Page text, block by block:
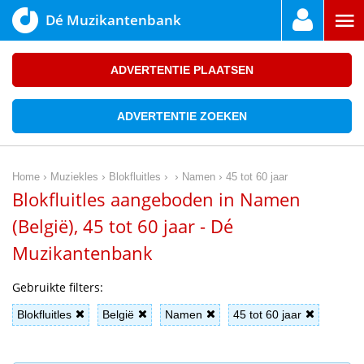
Dé Muzikantenbank
ADVERTENTIE PLAATSEN
ADVERTENTIE ZOEKEN
Home › Muziekles › Blokfluitles › › Namen › 45 tot 60 jaar
Blokfluitles aangeboden in Namen
(België), 45 tot 60 jaar - Dé
Muzikantenbank
Gebruikte filters:
Blokfluitles België Namen 45 tot 60 jaar